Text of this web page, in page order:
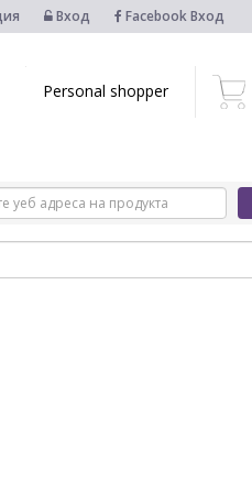
Вход Facebook Вход
Personal shopper